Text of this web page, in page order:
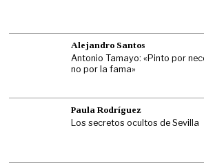
Alejandro Santos
Antonio Tamayo: «Pinto por
no por la fama»
Paula Rodríguez
Los secretos ocultos de Sevilla